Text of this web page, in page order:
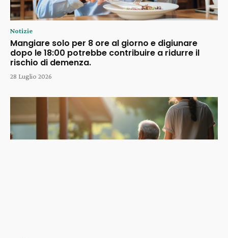
Notizie
Mangiare solo per 8 ore al giorno e digiunare
dopo le 18:00 potrebbe contribuire a ridurre il
rischio di demenza.
28 Luglio 2026